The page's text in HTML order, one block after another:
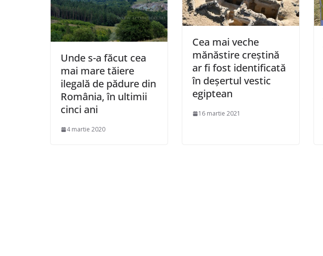
Unde s-a făcut cea
mai mare tăiere
ilegală de pădure din
România, în ultimii
cinci ani
4 martie 2020
Cea mai veche
mănăstire creştină
ar fi fost identificată
în deşertul vestic
egiptean
16 martie 2021